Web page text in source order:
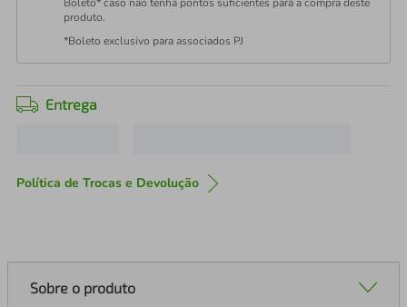
produto.
*Boleto exclusivo para associados PJ
Entrega
Política de Trocas e Devolução
Sobre o produto